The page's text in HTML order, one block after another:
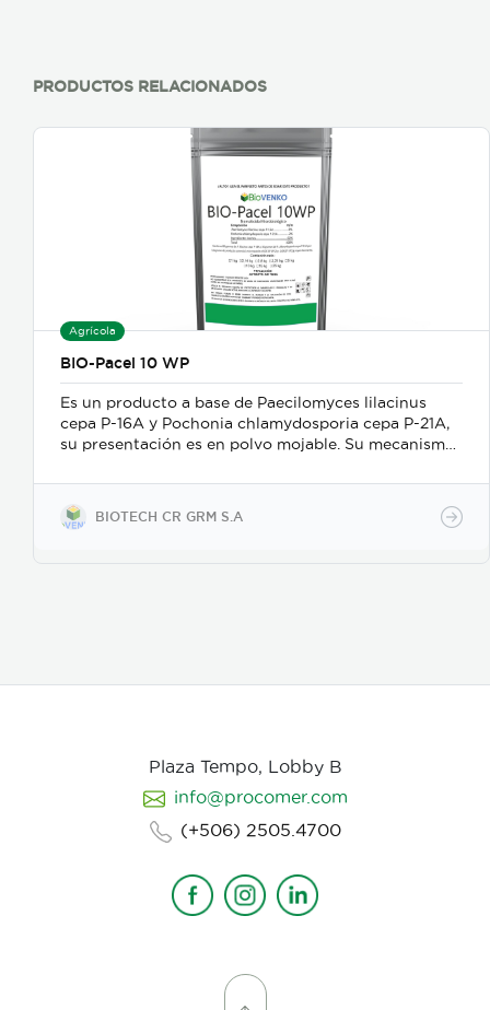
PRODUCTOS RELACIONADOS
Agrícola
BIO-Pacel 10 WP
Es un producto a base de Paecilomyces lilacinus
cepa P-16A y Pochonia chlamydosporia cepa P-21A,
su presentación es en polvo mojable. Su mecanismo
contacto, se adhiere a las masas de huevos, forma
apresorios con hifas que ingresan a través de los
poros de la vitelina, posteriormente prolifera en los
BIOTECH CR GRM S.A
Plaza Tempo, Lobby B
info@procomer.com
(+506) 2505.4700